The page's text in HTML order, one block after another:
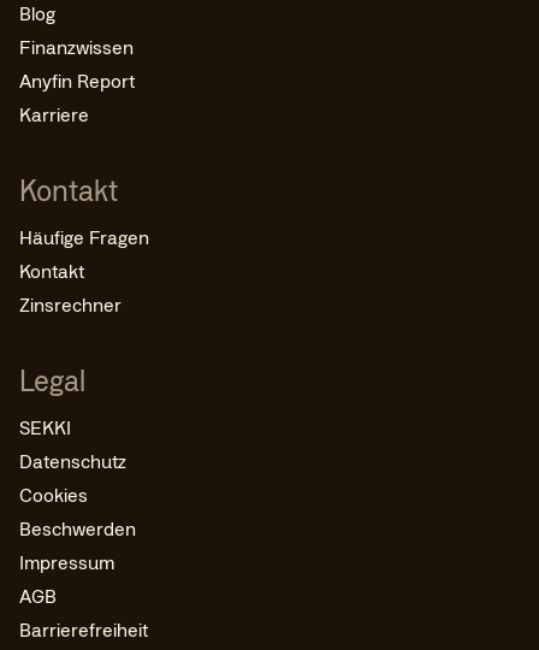
Blog
Finanzwissen
Anyfin Report
Karriere
Kontakt
Häufige Fragen
Kontakt
Zinsrechner
Legal
SEKKI
Datenschutz
Cookies
Beschwerden
Impressum
AGB
Barrierefreiheit